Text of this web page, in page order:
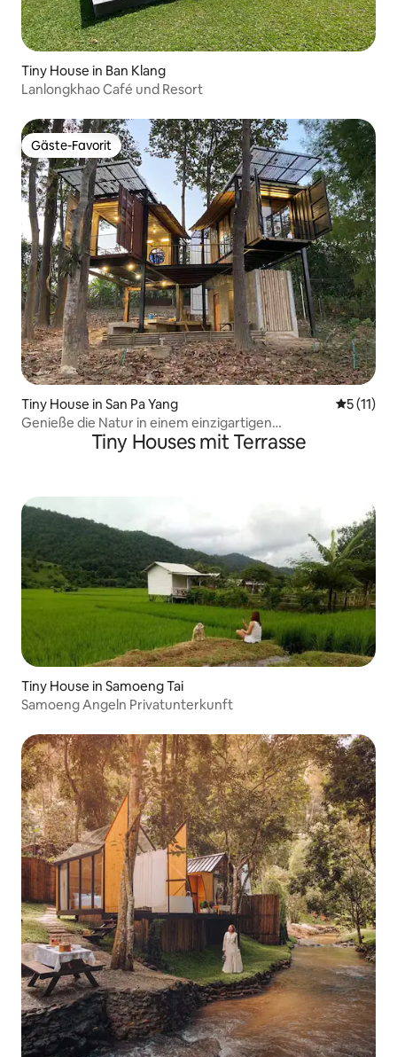
Tiny House in Ban Klang
Lanlongkhao Café und Resort
Gäste-Favorit
Gäste-Favorit
Tiny House in San Pa Yang
5 (11)
Genieße die Natur in einem einzigartigen
Container/Bambushaus
Tiny Houses mit Terrasse
Tiny House in Samoeng Tai
Samoeng Angeln Privatunterkunft